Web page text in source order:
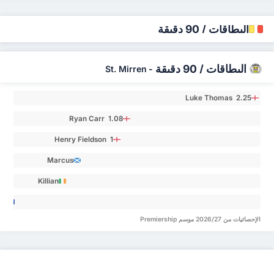
البطاقات / 90 دقيقة
البطاقات / 90 دقيقة -
St. Mirren
Luke Thomas 2.25
Ryan Carr 1.08
Henry Fieldson 1
Marcus
Killian
الإحصائيات من 2026/27 موسم Premiership